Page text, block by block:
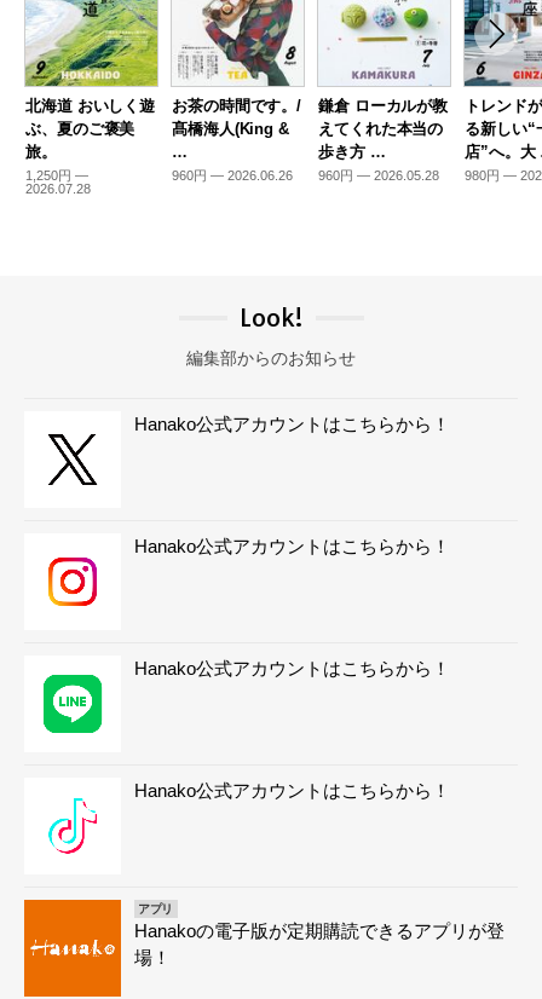
北海道 おいしく遊
ぶ、夏のご褒美
旅。
1,250円 —
2026.07.28
お茶の時間です。/
髙橋海人(King &
…
960円 — 2026.06.26
鎌倉 ローカルが教
えてくれた本当の
歩き方 …
960円 — 2026.05.28
トレンド
る新しい“
店”へ。
980円 —
Look!
編集部からのお知らせ
Hanako公式アカウントはこちらから！
Hanako公式アカウントはこちらから！
Hanako公式アカウントはこちらから！
Hanako公式アカウントはこちらから！
アプリ
Hanakoの電子版が定期購読できるアプリが登
場！